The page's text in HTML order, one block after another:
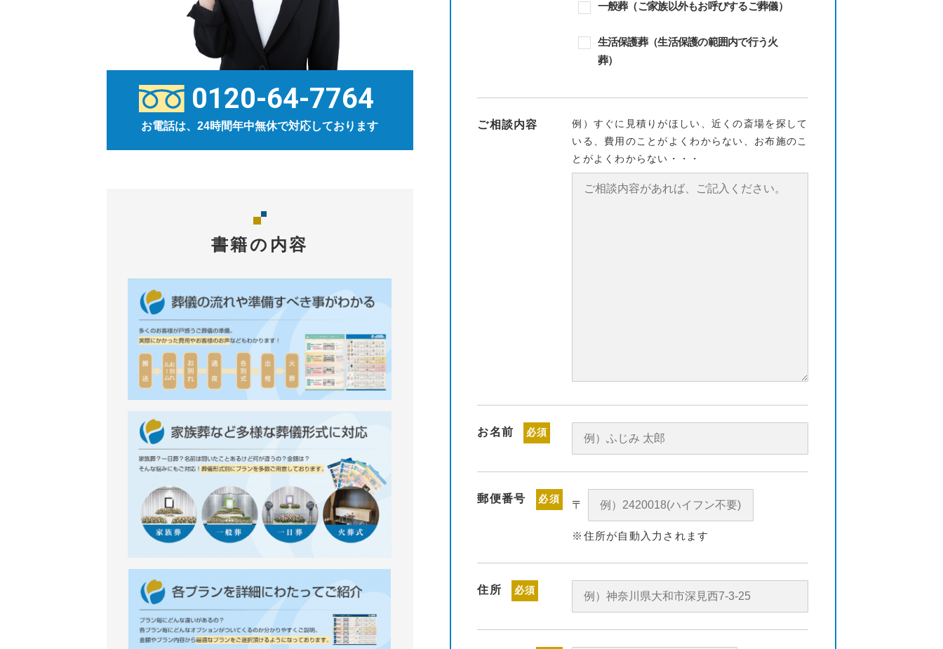
0120-64-7764
お電話は、24時間年中無休で対応しております
書籍の内容
一般葬（ご家族以外もお呼びするご葬儀）
生活保護葬（生活保護の範囲内で行う火
葬）
ご相談内容
例）すぐに見積りがほしい、近くの斎場を探して
いる、費用のことがよくわからない、お布施のこ
とがよくわからない・・・
お名前 必須
郵便番号 必須 〒
※住所が自動入力されます
住所 必須